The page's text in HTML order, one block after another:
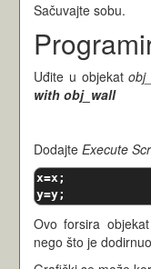
Sačuvajte sobu.
Uđite u objekat
with obj_wall
DodajteExecute
x=x;
y=y;
Ovo forsira
nego što je